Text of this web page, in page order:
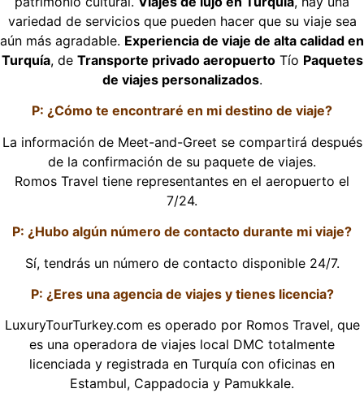
variedad de servicios que pueden hacer que su viaje sea
aún más agradable. Experiencia de viaje de alta calidad en
Turquía, de Transporte privado aeropuertoTío Paquetes
de viajes personalizados.
P: ¿Cómo te encontraré en mi destino de viaje?
La información de Meet-and-Greet se compartirá después
de la confirmación de su paquete de viajes.
Romos Travel tiene representantes en el aeropuerto el
7/24.
P: ¿Hubo algún número de contacto durante mi viaje?
Sí, tendrás un número de contacto disponible 24/7.
P: ¿Eres una agencia de viajes y tienes licencia?
LuxuryTourTurkey.com es operado por Romos Travel, que
es una operadora de viajes local DMC totalmente
licenciada y registrada en Turquía con oficinas en
Estambul, Cappadocia y Pamukkale.